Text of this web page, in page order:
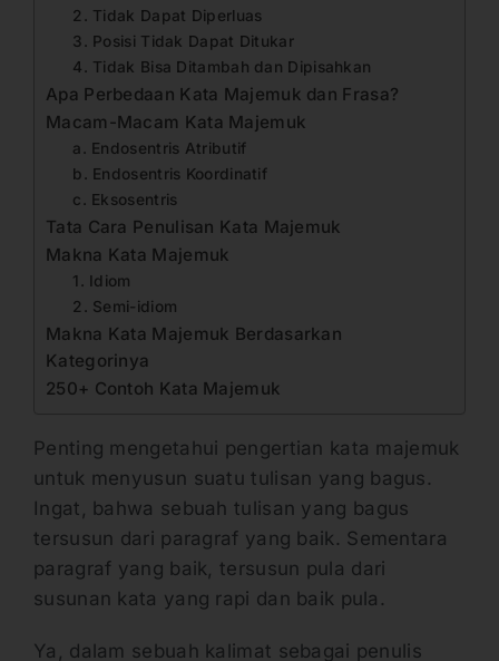
2. Tidak Dapat Diperluas
3. Posisi Tidak Dapat Ditukar
4. Tidak Bisa Ditambah dan Dipisahkan
Apa Perbedaan Kata Majemuk dan Frasa?
Macam-Macam Kata Majemuk
a. Endosentris Atributif
b. Endosentris Koordinatif
c. Eksosentris
Tata Cara Penulisan Kata Majemuk
Makna Kata Majemuk
1. Idiom
2. Semi-idiom
Makna Kata Majemuk Berdasarkan
Kategorinya
250+ Contoh Kata Majemuk
Penting mengetahui pengertian kata majemuk
untuk menyusun suatu tulisan yang bagus.
Ingat, bahwa sebuah tulisan yang bagus
tersusun dari paragraf yang baik. Sementara
paragraf yang baik, tersusun pula dari
susunan kata yang rapi dan baik pula.
Ya, dalam sebuah kalimat sebagai penulis